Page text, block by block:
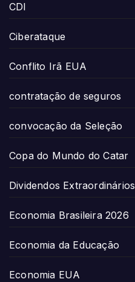
CDI
Ciberataque
Conflito Irã EUA
contratação de seguros
convocação da Seleção
Copa do Mundo do Catar
Dividendos Extraordinários
Economia Brasileira 2026
Economia da Educação
Economia EUA